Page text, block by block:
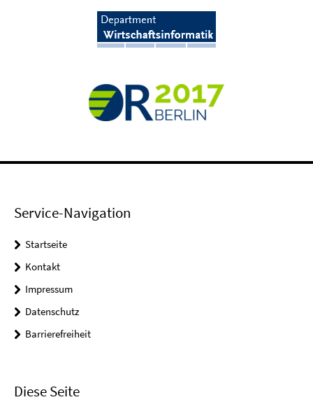
Service-Navigation
Startseite
Kontakt
Impressum
Datenschutz
Barrierefreiheit
Diese Seite